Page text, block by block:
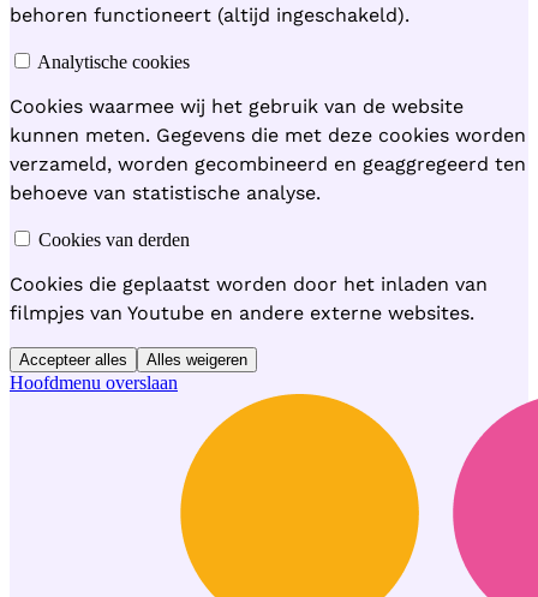
behoren functioneert (altijd ingeschakeld).
Analytische cookies
Cookies waarmee wij het gebruik van de website
kunnen meten. Gegevens die met deze cookies worden
verzameld, worden gecombineerd en geaggregeerd ten
behoeve van statistische analyse.
Cookies van derden
Cookies die geplaatst worden door het inladen van
filmpjes van Youtube en andere externe websites.
Accepteer alles Alles weigeren
Hoofdmenu overslaan